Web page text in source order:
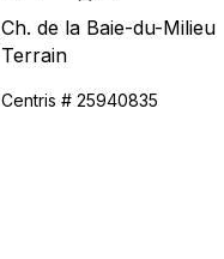
Ch. de la Baie-du-Milieu
Terrain
Centris # 25940835